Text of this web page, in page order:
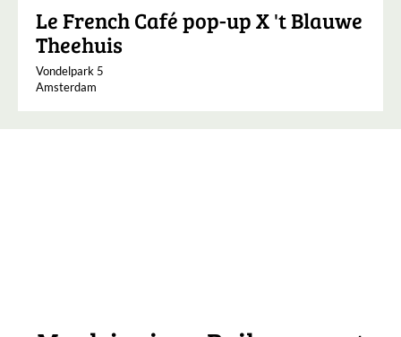
Le French Café pop-up X 't Blauwe
Theehuis
Vondelpark 5
Amsterdam